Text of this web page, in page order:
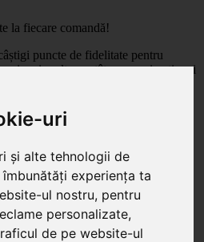
uri
și alte tehnologii de
experiența ta
ul nostru, pentru
personalizate,
de pe website-ul
la fiecare comandă!
puncte de fidelitate pentru
mai mult, cu atât economisești mai
mai mari de 350 Lei. Comanda minimă în
în 1 - 2 zile lucrătoare.